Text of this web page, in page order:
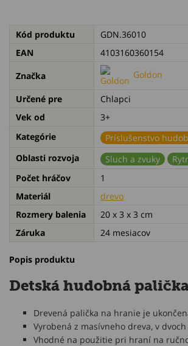
Kód produktu
GDN.36010
EAN
4103160360154
Značka
Goldon
Určené pre
Chlapci
Vek od
3+
Kategórie
Príslušenstvo
Oblasti rozvoja
Sluch a zvuky
Počet hráčov
1
Materiál
drevo
Rozmery balenia
20 x 3 x 3 cm
Záruka
24 mesiacov
Popis produktu
Detská hudobná
Drevená palička na hranie je
Vyrobená z masívneho dreva, v
Vhodné na použitie pri hraní na